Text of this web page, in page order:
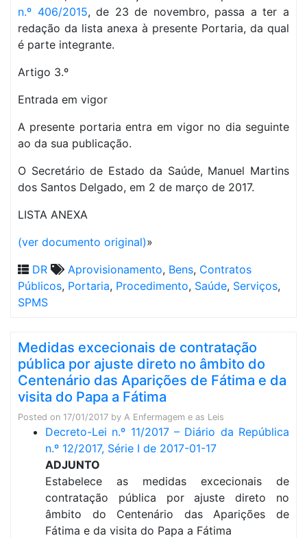
n.º 406/2015, de 23 de novembro, passa a ter a
redação da lista anexa à presente Portaria, da qual
é parte integrante.
Artigo 3.º
Entrada em vigor
A presente portaria entra em vigor no dia seguinte
ao da sua publicação.
O Secretário de Estado da Saúde, Manuel Martins
dos Santos Delgado, em 2 de março de 2017.
LISTA ANEXA
(ver documento original)»
DR
Aprovisionamento, Bens, Contratos
Públicos, Portaria, Procedimento, Saúde, Serviços,
SPMS
Medidas excecionais de contratação
pública por ajuste direto no âmbito do
Centenário das Aparições de Fátima e da
visita do Papa a Fátima
Posted on 17/01/2017 by A Enfermagem e as Leis
Decreto-Lei n.º 11/2017 – Diário da República
n.º 12/2017, Série I de 2017-01-17
ADJUNTO
Estabelece as medidas excecionais de
contratação pública por ajuste direto no
âmbito do Centenário das Aparições de
Fátima e da visita do Papa a Fátima